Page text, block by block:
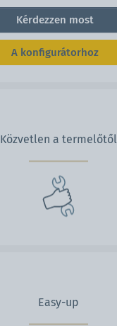
Kérdezzen most
A konfigurátorhoz
Közvetlen a termelőtől
Easy-up